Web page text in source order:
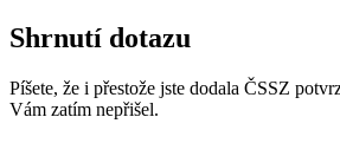
Shrnutí dotazu
Píšete, že i přestože jste dodala ČSSZ
Vám zatím nepřišel.